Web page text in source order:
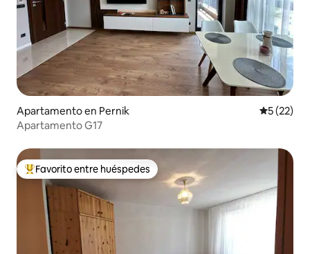
Apartamento en Pernik
5 (22)
Apartamento G17
Favorito entre huéspedes preferido
Favorito entre huéspedes